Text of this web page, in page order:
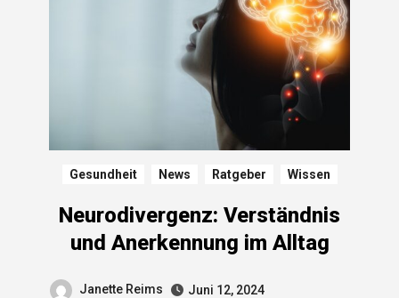
Gesundheit News Ratgeber Wissen
Neurodivergenz: Verständnis
und Anerkennung im Alltag
Janette Reims
Juni 12, 2024